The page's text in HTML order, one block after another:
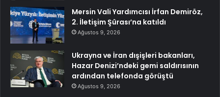
Mersin Vali Yardımcısı İrfan Demiröz,
2. İletişim Şûrası’na katıldı
Ağustos 9, 2026
Ukrayna ve İran dışişleri bakanları,
Hazar Denizi’ndeki gemi saldırısının
ardından telefonda görüştü
Ağustos 9, 2026